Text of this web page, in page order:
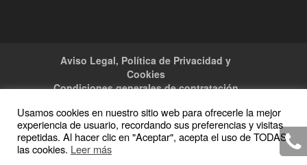
Aviso Legal, Política de Privacidad y
Cookies
Condiciones generales de contratación
Usamos cookies en nuestro sitio web para ofrecerle la mejor
experiencia de usuario, recordando sus preferencias y visitas
repetidas. Al hacer clic en "Aceptar", acepta el uso de TODAS
las cookies. Leer más